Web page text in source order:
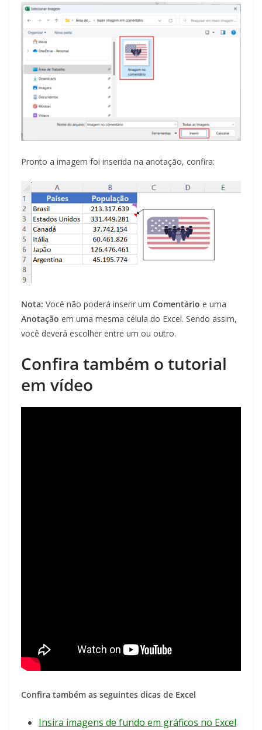
Pronto a imagem foi inserida na anotação, confira:
Nota: Você não poderá inserir um Comentário e uma
Anotação em uma mesma célula do Excel. Sendo assim,
você deverá escolher entre um ou outro.
Confira também o tutorial
em vídeo
Confira também as seguintes dicas de Excel
Insira imagens de fundo em gráficos no Excel